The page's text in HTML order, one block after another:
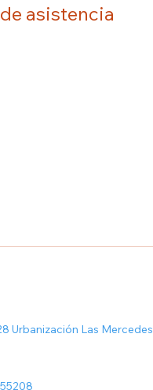
asistencia
Urbanización Las Mercedes